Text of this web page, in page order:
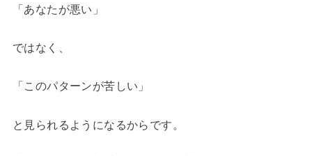
「あなたが悪い」
ではなく、
「このパターンが苦しい」
と見られるようになるからです。